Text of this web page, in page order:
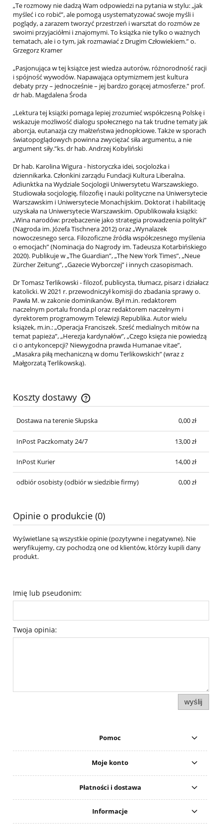
„Te rozmowy nie dadzą Wam odpowiedzi na pytania w stylu: „jak
myśleć i co robić”, ale pomogą usystematyzować swoje myśli i
poglądy, a zarazem tworzyć przestrzeń i warsztat do rozmów ze
swoimi przyjaciółmi i znajomymi. To książka nie tylko o ważnych
tematach, ale i o tym, jak rozmawiać z Drugim Człowiekiem.” o.
Grzegorz Kramer
„Pasjonująca w tej książce jest wiedza autorów, różnorodność racji
i spójność wywodów. Napawająca optymizmem jest kultura
debaty przy – jednocześnie – jej bardzo gorącej atmosferze.” prof.
dr hab. Magdalena Środa
„Lektura tej książki pomaga lepiej zrozumieć współczesną Polskę i
wskazuje możliwość dialogu społecznego na tak trudne tematy jak
aborcja, eutanazja czy małżeństwa jednopłciowe. Także w sporach
światopoglądowych powinna zwyciężać siła argumentu, a nie
argument siły.”ks. dr hab. Andrzej Kobyliński
Dr hab. Karolina Wigura - historyczka idei, socjolożka i
dziennikarka. Członkini zarządu Fundacji Kultura Liberalna.
Adiunktka na Wydziale Socjologii Uniwersytetu Warszawskiego.
Studiowała socjologię, filozofię i nauki polityczne na Uniwersytecie
Warszawskim i Uniwersytecie Monachijskim. Doktorat i habilitację
uzyskała na Uniwersytecie Warszawskim. Opublikowała książki:
„Wina narodów: przebaczenie jako strategia prowadzenia polityki”
(Nagroda im. Józefa Tischnera 2012) oraz „Wynalazek
nowoczesnego serca. Filozoficzne źródła współczesnego myślenia
o emocjach” (Nominacja do Nagrody im. Tadeusza Kotarbińskiego
2020). Publikuje w „The Guardian”, „The New York Times”, „Neue
Zürcher Zeitung”, „Gazecie Wyborczej” i innych czasopismach.
Dr Tomasz Terlikowski - filozof, publicysta, tłumacz, pisarz i działacz
katolicki. W 2021 r. przewodniczył komisji do zbadania sprawy o.
Pawła M. w zakonie dominikanów. Był m.in. redaktorem
naczelnym portalu fronda.pl oraz redaktorem naczelnym i
dyrektorem programowym Telewizji Republika. Autor wielu
książek, m.in.: „Operacja Franciszek. Sześć medialnych mitów na
temat papieża”, „Herezja kardynałów”, „Czego księża nie powiedzą
ci o antykoncepcji? Niewygodna prawda Humanae vitae”,
„Masakra piłą mechaniczną w domu Terlikowskich” (wraz z
Małgorzatą Terlikowską).
Koszty dostawy
Cena nie zawiera ewentualnych kosztów płatności
Dostawa na terenie Słupska
0,00 zł
InPost Paczkomaty 24/7 13,00 zł
InPost Kurier 14,00 zł
odbiór osobisty(odbiór w siedzibie firmy) 0,00 zł
Opinie o produkcie (0)
Wyświetlane są wszystkie opinie (pozytywne i negatywne). Nie
weryfikujemy, czy pochodzą one od klientów, którzy kupili dany
produkt.
Imię lub pseudonim:
Twoja opinia:
wyślij
Pomoc
Moje konto
Płatności i dostawa
Informacje